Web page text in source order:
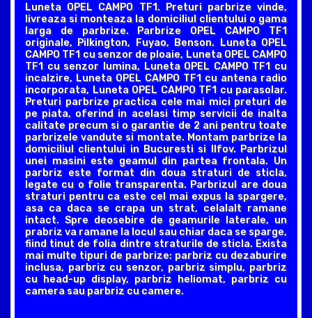
Luneta OPEL CAMPO TF1. Preturi parbrize vinde,
livreaza si monteaza la domiciliul clientului o gama
larga de parbrize. Parbrize OPEL CAMPO TF1
originale, Pilkington, Fuyao, Benson. Luneta OPEL
CAMPO TF1 cu senzor de ploaie, Luneta OPEL CAMPO
TF1 cu senzor lumina, Luneta OPEL CAMPO TF1 cu
incalzire, Luneta OPEL CAMPO TF1 cu antena radio
incorporata, Luneta OPEL CAMPO TF1 cu parasolar.
Preturi parbrize practica cele mai mici preturi de
pe piata, oferind in acelasi timp servicii de inalta
calitate precum si o garantie de 2 ani pentru toate
parbrizele vandute si montate. Montam parbrize la
domiciliul clientului in Bucuresti si Ilfov. Parbrizul
unei masini este geamul din partea frontala. Un
parbriz este format din doua straturi de sticla,
legate cu o folie transparenta. Parbrizul are doua
straturi pentru ca este cel mai expus la spargere,
asa ca daca se crapa un strat, celalalt ramane
intact. Spre deosebire de geamurile laterale, un
prabriz va ramane la locul sau chiar daca se sparge,
fiind tinut de folia dintre straturile de sticla. Exista
mai multe tipuri de parbrize: parbriz cu dezaburire
inclusa, parbriz cu senzor, parbriz simplu, parbriz
cu head-up display, parbriz heliomat, parbriz cu
camera sau parbriz cu camere.